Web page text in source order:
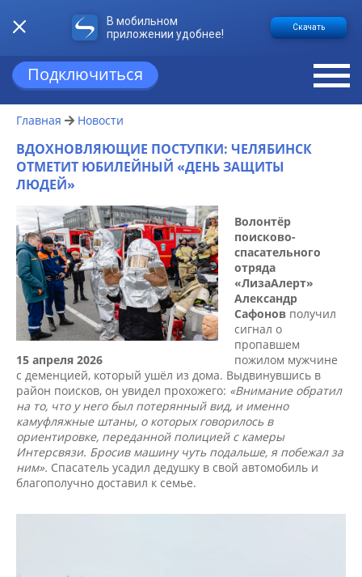
В мобильном
приложении удобнее!
Скачать
Подключиться
Главная Новости
ВДОХНОВЛЯЮЩИЕ ПОСТУПКИ: ЧЕЛЯБИНСК
ОТМЕТИТ ЮБИЛЕЙНЫЙ «ДЕНЬ ЗАЩИТЫ
ЛЮДЕЙ»
15 апреля 2026
Волонтёр
поисково-
спасательного
отряда
«ЛизаАлерт»
Александр
Сафонов получил
сигнал о
пропавшем
пожилом мужчине
с деменцией, который ушёл из дома. Выдвинувшись в
район поисков, он увидел прохожего: «Внимание обратил
на то, что у него был потерянный вид, и именно
камуфляжные штаны, о которых говорилось в
ориентировке, переданной полицией с камеры
Интерсвязи. Бросив машину чуть подальше, я побежал за
ним». Спасатель усадил дедушку в свой автомобиль и
благополучно доставил к семье.